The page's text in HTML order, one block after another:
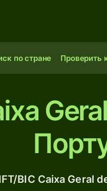
по стране Проверить
BIC Caixa Geral